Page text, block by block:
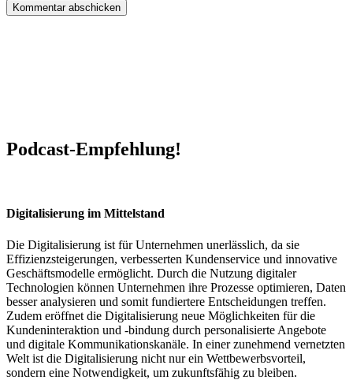
Podcast-Empfehlung!
Digitalisierung im Mittelstand
Die Digitalisierung ist für Unternehmen unerlässlich, da sie
Effizienzsteigerungen, verbesserten Kundenservice und innovative
Geschäftsmodelle ermöglicht. Durch die Nutzung digitaler
Technologien können Unternehmen ihre Prozesse optimieren, Daten
besser analysieren und somit fundiertere Entscheidungen treffen.
Zudem eröffnet die Digitalisierung neue Möglichkeiten für die
Kundeninteraktion und -bindung durch personalisierte Angebote
und digitale Kommunikationskanäle. In einer zunehmend vernetzten
Welt ist die Digitalisierung nicht nur ein Wettbewerbsvorteil,
sondern eine Notwendigkeit, um zukunftsfähig zu bleiben.